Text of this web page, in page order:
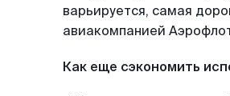
варьируется, самая
авиакомпанией
Как еще сэкономить